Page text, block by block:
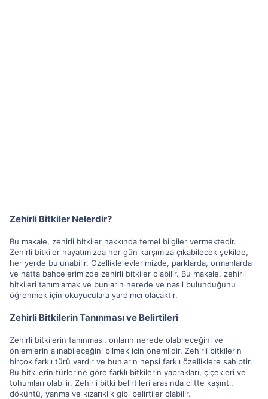
Zehirli Bitkiler Nelerdir?
Bu makale, zehirli bitkiler hakkında temel bilgiler vermektedir.
Zehirli bitkiler hayatımızda her gün karşımıza çıkabilecek şekilde,
her yerde bulunabilir. Özellikle evlerimizde, parklarda, ormanlarda
ve hatta bahçelerimizde zehirli bitkiler olabilir. Bu makale, zehirli
bitkileri tanımlamak ve bunların nerede ve nasıl bulunduğunu
öğrenmek için okuyuculara yardımcı olacaktır.
Zehirli Bitkilerin Tanınması ve Belirtileri
Zehirli bitkilerin tanınması, onların nerede olabileceğini ve
önlemlerin alınabileceğini bilmek için önemlidir. Zehirli bitkilerin
birçok farklı türü vardır ve bunların hepsi farklı özelliklere sahiptir.
Bu bitkilerin türlerine göre farklı bitkilerin yaprakları, çiçekleri ve
tohumları olabilir. Zehirli bitki belirtileri arasında ciltte kaşıntı,
döküntü, yanma ve kızarıklık gibi belirtiler olabilir.